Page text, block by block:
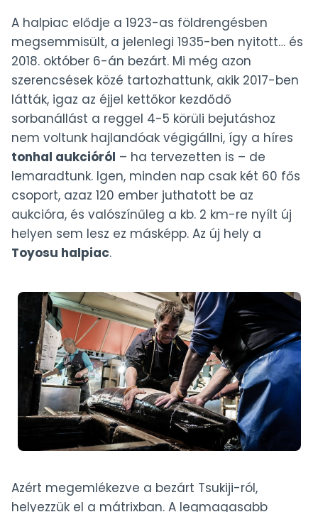
A halpiac elődje a 1923-as földrengésben
megsemmisült, a jelenlegi 1935-ben nyitott… és
2018. október 6-án bezárt. Mi még azon
szerencsések közé tartozhattunk, akik 2017-ben
látták, igaz az éjjel kettőkor kezdődő
sorbanállást a reggel 4-5 körüli bejutáshoz
nem voltunk hajlandóak végigállni, így a híres
tonhal aukcióról – ha tervezetten is – de
lemaradtunk. Igen, minden nap csak két 60 fős
csoport, azaz 120 ember juthatott be az
aukcióra, és valószínűleg a kb. 2 km-re nyílt új
helyen sem lesz ez másképp. Az új hely a
Toyosu halpiac.
Azért megemlékezve a bezárt Tsukiji-ról,
helyezzük el a mátrixban. A legmagasabb